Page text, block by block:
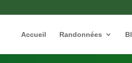
Accueil Randonnées